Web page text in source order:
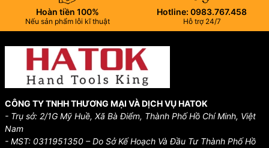
Hoàn tiền 100%
Nếu sản phẩm lỗi kĩ thuật
Hotline: 0983.767.458
Hỗ trợ 24/7
CÔNG TY TNHH THƯƠNG MẠI VÀ DỊCH VỤ HATOK
- Trụ sở: 2/1G Mỹ Huề, Xã Bà Điểm, Thành Phố Hồ Chí Minh, Việt
Nam
- MST: 0311951350 – Do Sở Kế Hoạch Và Đầu Tư Thành Phố Hồ